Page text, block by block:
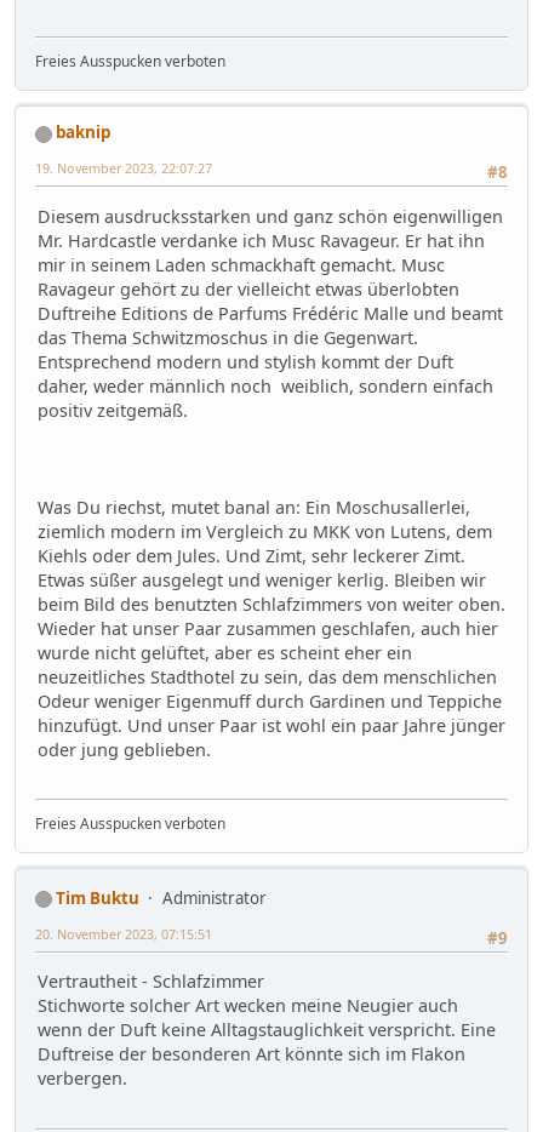
Freies Ausspucken verboten
baknip
#8
19. November 2023, 22:07:27
Diesem ausdrucksstarken und ganz schön eigenwilligen
Mr. Hardcastle verdanke ich Musc Ravageur. Er hat ihn
mir in seinem Laden schmackhaft gemacht. Musc
Ravageur gehört zu der vielleicht etwas überlobten
Duftreihe Editions de Parfums Frédéric Malle und beamt
das Thema Schwitzmoschus in die Gegenwart.
Entsprechend modern und stylish kommt der Duft
daher, weder männlich noch weiblich, sondern einfach
positiv zeitgemäß.
Was Du riechst, mutet banal an: Ein Moschusallerlei,
ziemlich modern im Vergleich zu MKK von Lutens, dem
Kiehls oder dem Jules. Und Zimt, sehr leckerer Zimt.
Etwas süßer ausgelegt und weniger kerlig. Bleiben wir
beim Bild des benutzten Schlafzimmers von weiter oben.
Wieder hat unser Paar zusammen geschlafen, auch hier
wurde nicht gelüftet, aber es scheint eher ein
neuzeitliches Stadthotel zu sein, das dem menschlichen
Odeur weniger Eigenmuff durch Gardinen und Teppiche
hinzufügt. Und unser Paar ist wohl ein paar Jahre jünger
oder jung geblieben.
Freies Ausspucken verboten
Tim Buktu
Administrator
#9
20. November 2023, 07:15:51
Vertrautheit - Schlafzimmer
Stichworte solcher Art wecken meine Neugier auch
wenn der Duft keine Alltagstauglichkeit verspricht. Eine
Duftreise der besonderen Art könnte sich im Flakon
verbergen.